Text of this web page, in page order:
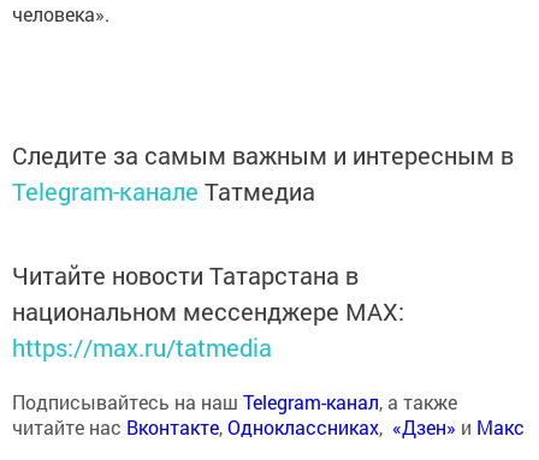
человека».
Следите за самым важным и интересным в
Telegram-канале Татмедиа
Читайте новости Татарстана в
национальном мессенджере MАХ:
https://max.ru/tatmedia
Подписывайтесь на наш Telegram-канал, а также
читайте нас Вконтакте,Одноклассниках, «Дзен» и Макс